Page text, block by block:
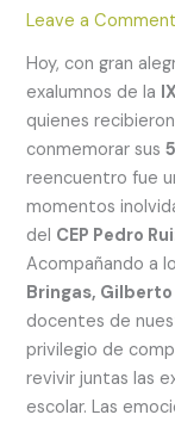
Leave a Comment
Hoy, con gran
exalumnos de la
quienes
conmemorar sus
reencuentro fue
momentos
del CEP Pedro
Acompañando a
Bringas,
docentes de
privilegio de
revivir juntas las
escolar. Las